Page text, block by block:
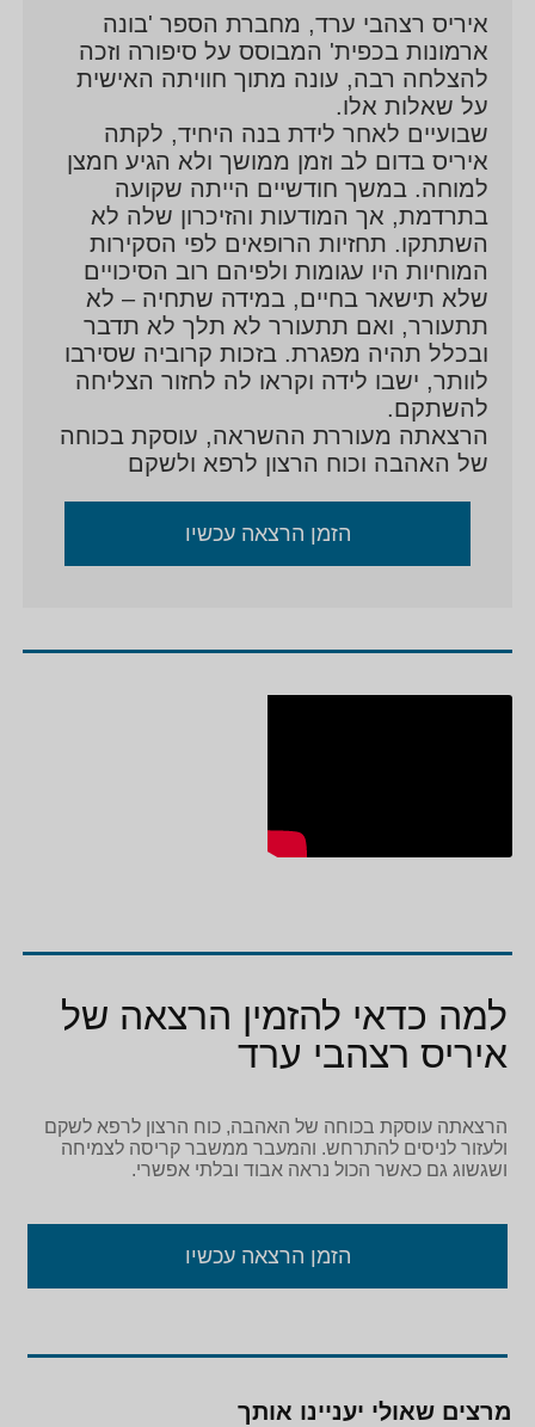
איריס רצהבי ערד, מחברת הספר 'בונה
ארמונות בכפית' המבוסס על סיפורה וזכה
להצלחה רבה, עונה מתוך חוויתה האישית
על שאלות אלו.
שבועיים לאחר לידת בנה היחיד, לקתה
איריס בדום לב וזמן ממושך ולא הגיע חמצן
למוחה. במשך חודשיים הייתה שקועה
בתרדמת, אך המודעות והזיכרון שלה לא
השתתקו. תחזיות הרופאים לפי הסקירות
המוחיות היו עגומות ולפיהם רוב הסיכויים
שלא תישאר בחיים, במידה שתחיה – לא
תתעורר, ואם תתעורר לא תלך לא תדבר
ובכלל תהיה מפגרת. בזכות קרוביה שסירבו
לוותר, ישבו לידה וקראו לה לחזור הצליחה
להשתקם.
הרצאתה מעוררת ההשראה, עוסקת בכוחה
של האהבה וכוח הרצון לרפא ולשקם
הזמן הרצאה עכשיו
למה כדאי להזמין הרצאה של
איריס רצהבי ערד
הרצאתה עוסקת בכוחה של האהבה, כוח הרצון לרפא לשקם
ולעזור לניסים להתרחש. והמעבר ממשבר קריסה לצמיחה
ושגשוג גם כאשר הכול נראה אבוד ובלתי אפשרי.
הזמן הרצאה עכשיו
מרצים שאולי יעניינו אותך